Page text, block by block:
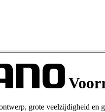
grote veelzijdigheid